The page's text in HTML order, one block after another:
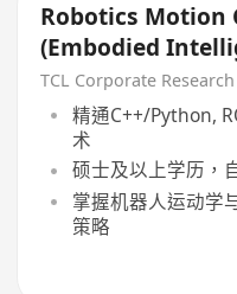
Robotics Motion
(Embodied
TCL Corporate
精通C++/Python,
术
硕士及以上学历，
掌握机器人运动学
策略